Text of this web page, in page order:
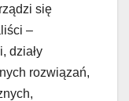
się
–
działy
rozwiązań,